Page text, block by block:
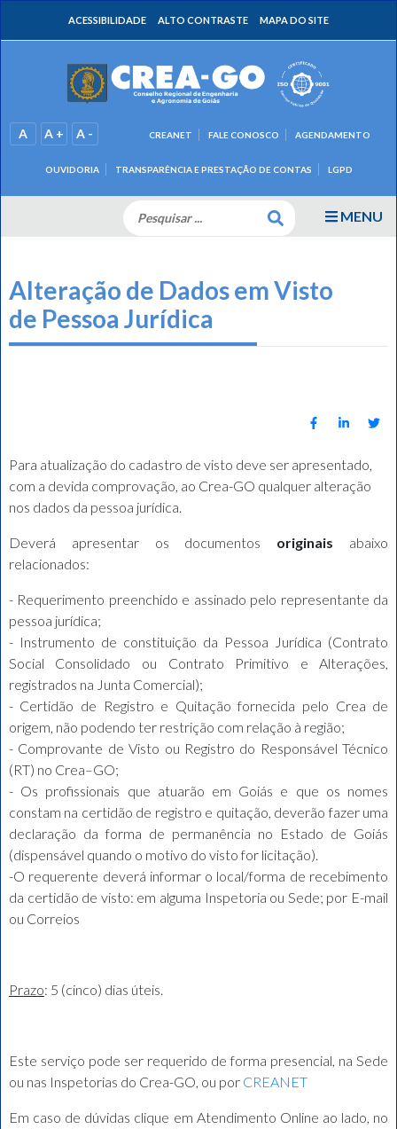
ACESSIBILIDADE ALTO CONTRASTE MAPA DO SITE
A A + A -
OUVIDORIA TRANSPARÊNCIA E PRESTAÇÃO DE CONTAS LGPD
CREANET FALE CONOSCO AGENDAMENTO
MENU
Alteração de Dados em Visto
de Pessoa Jurídica
Para atualização do cadastro de visto deve ser apresentado,
com a devida comprovação, ao Crea-GO qualquer alteração
nos dados da pessoa jurídica.
Deverá apresentar os documentos originais abaixo
relacionados:
- Requerimento preenchido e assinado pelo representante da
pessoa jurídica;
- Instrumento de constituição da Pessoa Jurídica (Contrato
Social Consolidado ou Contrato Primitivo e Alterações,
registrados na Junta Comercial);
- Certidão de Registro e Quitação fornecida pelo Crea de
origem, não podendo ter restrição com relação à região;
- Comprovante de Visto ou Registro do Responsável Técnico
(RT) no Crea–GO;
- Os profissionais que atuarão em Goiás e que os nomes
constam na certidão de registro e quitação, deverão fazer uma
declaração da forma de permanência no Estado de Goiás
(dispensável quando o motivo do visto for licitação).
-O requerente deverá informar o local/forma de recebimento
da certidão de visto: em alguma Inspetoria ou Sede; por E-mail
ou Correios
Prazo: 5 (cinco) dias úteis.
Este serviço pode ser requerido de forma presencial, na Sede
ou nas Inspetorias do Crea-GO, ou por CREANET
Em caso de dúvidas clique em Atendimento Online ao lado, no